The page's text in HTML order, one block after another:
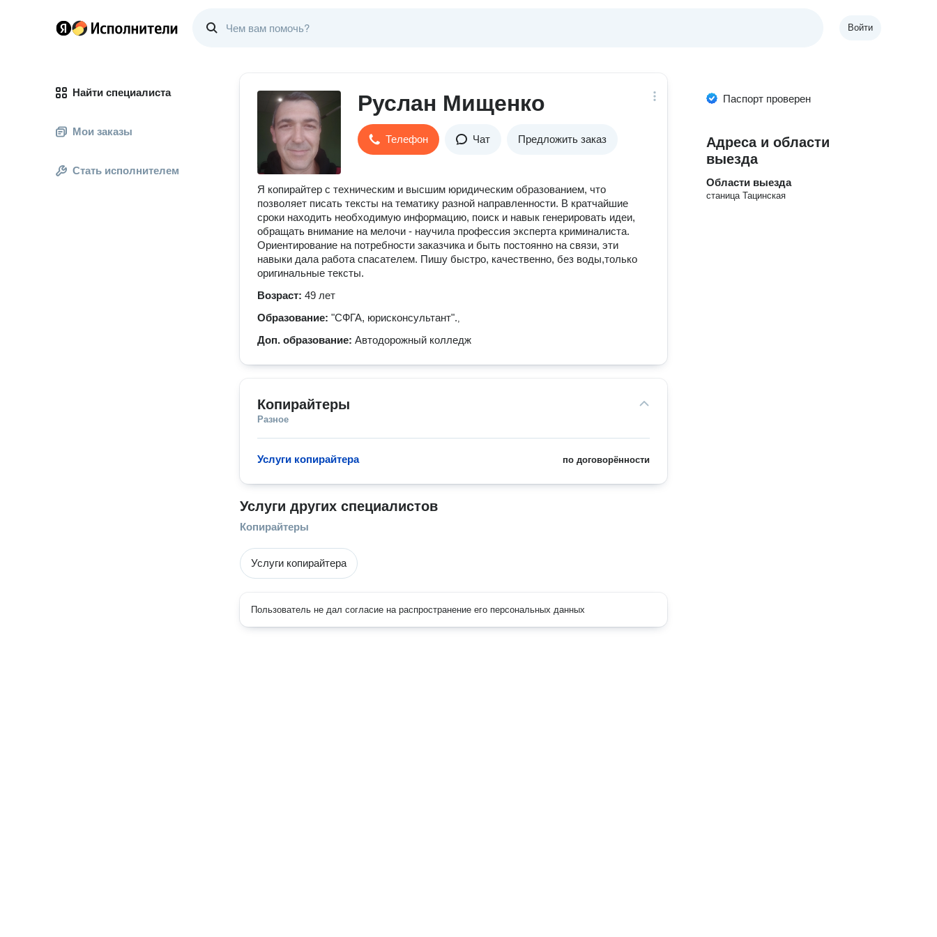
Войти
Найти специалиста
Мои заказы
Стать исполнителем
Руслан Мищенко
Телефон Чат Предложить заказ
Я копирайтер с техническим и высшим юридическим образованием, что
позволяет писать тексты на тематику разной направленности. В кратчайшие
сроки находить необходимую информацию, поиск и навык генерировать идеи,
обращать внимание на мелочи - научила профессия эксперта криминалиста.
Ориентирование на потребности заказчика и быть постоянно на связи, эти
навыки дала работа спасателем. Пишу быстро, качественно, без воды,только
оригинальные тексты.
Возраст: 49 лет
Образование: "СФГА, юрисконсультант".,
Доп. образование: Автодорожный колледж
Копирайтеры
Разное
по договорённости
Услуги копирайтера
Услуги других специалистов
Копирайтеры
Услуги копирайтера
Пользователь не дал согласие на распространение его персональных данных
Паспорт проверен
Адреса и области
выезда
Области выезда
станица Тацинская